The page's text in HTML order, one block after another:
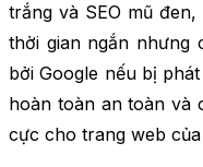
trắng và SEO mũ
thời gian ngắn nhưng
bởi Google nếu bị
hoàn toàn an toàn và
cực cho trang web